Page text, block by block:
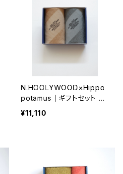
N.HOOLYWOOD×Hippo
potamus｜ギフトセット フ
ェイスタオル×2
¥11,110